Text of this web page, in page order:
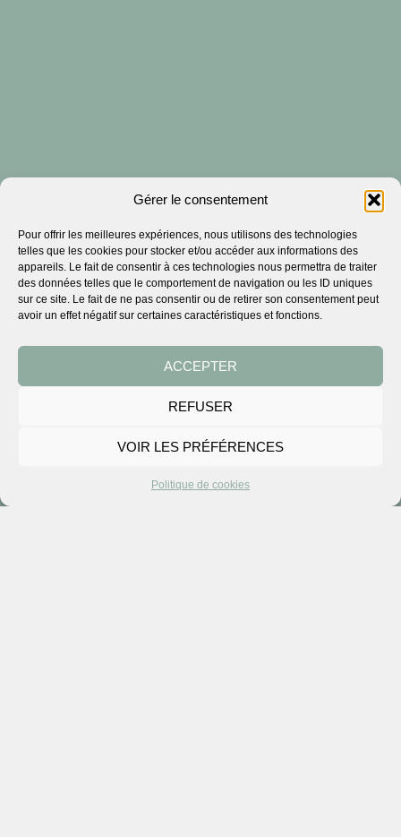
Gérer le consentement
Pour offrir les meilleures expériences, nous utilisons des technologies
telles que les cookies pour stocker et/ou accéder aux informations des
appareils. Le fait de consentir à ces technologies nous permettra de traiter
des données telles que le comportement de navigation ou les ID uniques
sur ce site. Le fait de ne pas consentir ou de retirer son consentement peut
avoir un effet négatif sur certaines caractéristiques et fonctions.
ACCEPTER
REFUSER
VOIR LES PRÉFÉRENCES
Politique de cookies